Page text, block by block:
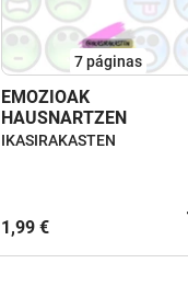
7páginas
EMOZIOAK
HAUSNARTZEN
IKASIRAKASTEN
1,99 €